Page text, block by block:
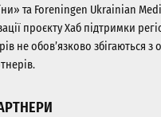
та Foreningen Ukrainian
проєкту Хаб підтримки
не обов’язково збігаються